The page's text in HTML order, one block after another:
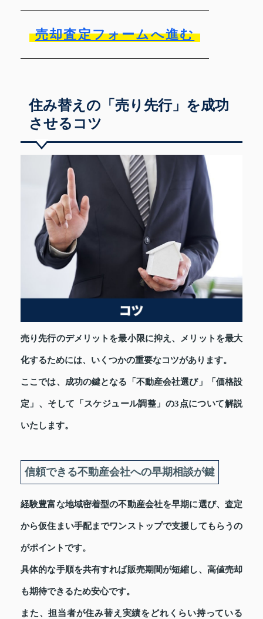
売却査定フォームへ進む
住み替えの「売り先行」を成功
させるコツ
売り先行のデメリットを最小限に抑え、メリットを最大
化するためには、いくつかの重要なコツがあります。
ここでは、成功の鍵となる「不動産会社選び」「価格設
定」、そして「スケジュール調整」の3点について解説
いたします。
信頼できる不動産会社への早期相談が鍵
経験豊富な地域密着型の不動産会社を早期に選び、査定
から仮住まい手配までワンストップで支援してもらうの
がポイントです。
具体的な手順を共有すれば販売期間が短縮し、高値売却
も期待できるため安心です。
また、担当者が住み替え実績をどれくらい持っている